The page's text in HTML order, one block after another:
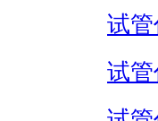
试
试